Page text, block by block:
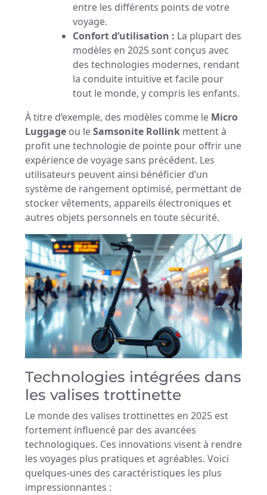
entre les différents points de votre
voyage.
Confort d’utilisation : La plupart des
modèles en 2025 sont conçus avec
des technologies modernes, rendant
la conduite intuitive et facile pour
tout le monde, y compris les enfants.
À titre d’exemple, des modèles comme le Micro
Luggage ou leSamsonite Rollink mettent à
profit une technologie de pointe pour offrir une
expérience de voyage sans précédent. Les
utilisateurs peuvent ainsi bénéficier d’un
système de rangement optimisé, permettant de
stocker vêtements, appareils électroniques et
autres objets personnels en toute sécurité.
Technologies intégrées dans
les valises trottinette
Le monde des valises trottinettes en 2025 est
fortement influencé par des avancées
technologiques. Ces innovations visent à rendre
les voyages plus pratiques et agréables. Voici
quelques-unes des caractéristiques les plus
impressionnantes :